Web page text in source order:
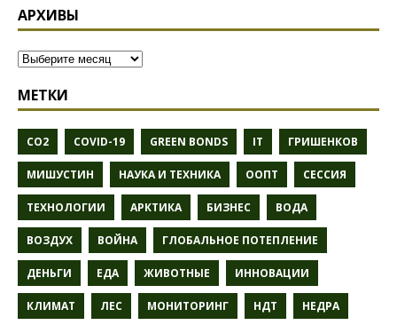
АРХИВЫ
МЕТКИ
CO2 COVID-19 GREEN BONDS IT ГРИШЕНКОВ
МИШУСТИН НАУКА И ТЕХНИКА ООПТ СЕССИЯ
ТЕХНОЛОГИИ АРКТИКА БИЗНЕС ВОДА
ВОЗДУХ ВОЙНА ГЛОБАЛЬНОЕ ПОТЕПЛЕНИЕ
ДЕНЬГИ ЕДА ЖИВОТНЫЕ ИННОВАЦИИ
КЛИМАТ ЛЕС МОНИТОРИНГ НДТ НЕДРА